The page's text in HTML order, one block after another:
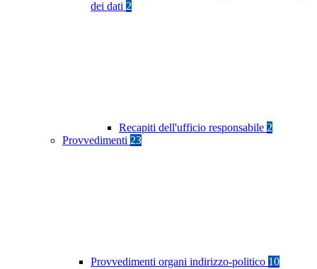
dei dati 2
Recapiti dell'ufficio responsabile 2
Provvedimenti 23
Provvedimenti organi indirizzo-politico 10